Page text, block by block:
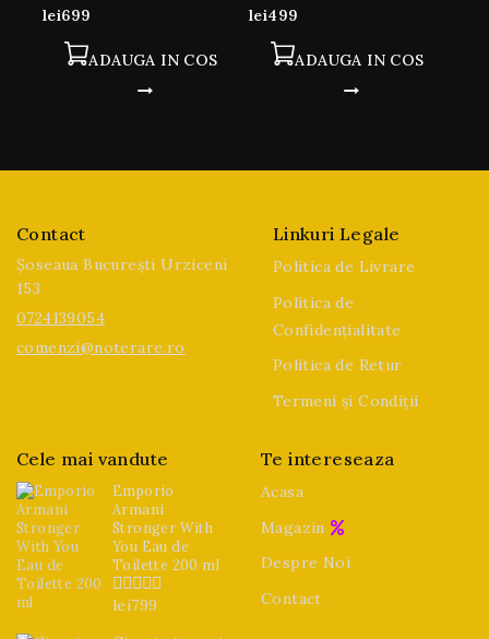
0
lei699
ADAUGA IN COS
0
lei499
ADAUGA IN COS
Contact
Șoseaua București Urziceni
153
0724139054
comenzi@noterare.ro
Linkuri Legale
Politica de Livrare
Politica de
Confidențialitate
Politica de Retur
Termeni și Condiții
Cele mai vandute
Emporio
Armani
Stronger With
You Eau de
Toilette 200 ml
0
lei799
Te intereseaza
Acasa
Magazin
Despre Noi
Contact